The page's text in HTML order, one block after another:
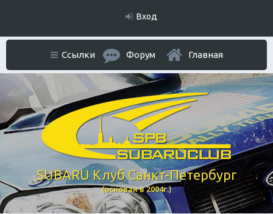
Вход
SUBARU Клуб Санкт-Петербург
(основан в 2004г.)
Ссылки Форум Главная